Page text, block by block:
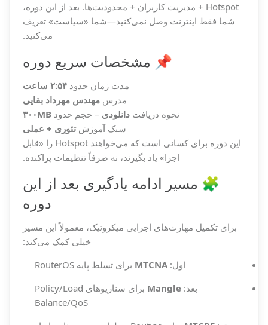
Hotspot + مدیریت کاربران + محدودیت‌ها. بعد از این دوره،
شما فقط اینترنت وصل نمی‌کنید—شما «سیاست» تعریف
می‌کنید.
📌 مشخصات سریع دوره
مدت زمان حدود۲:۵۴ ساعت
مدرس مهندس مهرداد بقایی
نحوه دریافت دانلودی – حجم حدود۳۰۰MB
سبک آموزش تئوری + عملی
این دوره برای کسانی است که می‌خواهند Hotspot را «قابل
اجرا» یاد بگیرند، نه صرفاً تنظیمات پراکنده.
🧩 مسیر ادامه یادگیری بعد از این
دوره
برای تکمیل مهارت‌های اجرایی میکروتیک، معمولاً این مسیر
خیلی کمک می‌کند:
اول:MTCNA برای تسلط پایه RouterOS
بعد:Mangle
برای سناریوهای Policy/Load
Balance/QoS